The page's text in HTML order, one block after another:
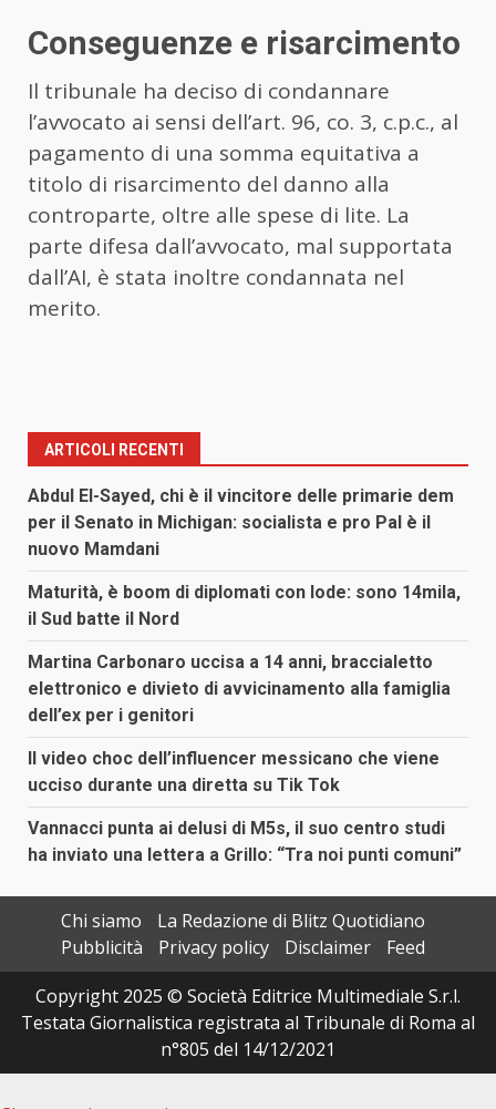
Conseguenze e risarcimento
Il tribunale ha deciso di condannare
l’avvocato ai sensi dell’art. 96, co. 3, c.p.c., al
pagamento di una somma equitativa a
titolo di risarcimento del danno alla
controparte, oltre alle spese di lite. La
parte difesa dall’avvocato, mal supportata
dall’AI, è stata inoltre condannata nel
merito.
ARTICOLI RECENTI
Abdul El-Sayed, chi è il vincitore delle primarie dem
per il Senato in Michigan: socialista e pro Pal è il
nuovo Mamdani
Maturità, è boom di diplomati con lode: sono 14mila,
il Sud batte il Nord
Martina Carbonaro uccisa a 14 anni, braccialetto
elettronico e divieto di avvicinamento alla famiglia
dell’ex per i genitori
Il video choc dell’influencer messicano che viene
ucciso durante una diretta su Tik Tok
Vannacci punta ai delusi di M5s, il suo centro studi
ha inviato una lettera a Grillo: “Tra noi punti comuni”
Chi siamo
La Redazione di Blitz Quotidiano
Pubblicità
Privacy policy Disclaimer
Feed
Copyright 2025 © Società Editrice Multimediale S.r.l.
Testata Giornalistica registrata al Tribunale di Roma al
n°805 del 14/12/2021